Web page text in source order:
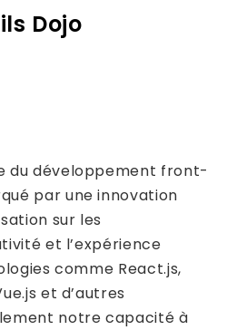
Dojo
du développement front-
par une innovation
sur les
et l’expérience
comme React.js,
et d’autres
notre capacité à